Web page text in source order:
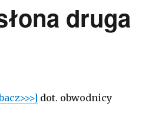
druga
dot. obwodnicy